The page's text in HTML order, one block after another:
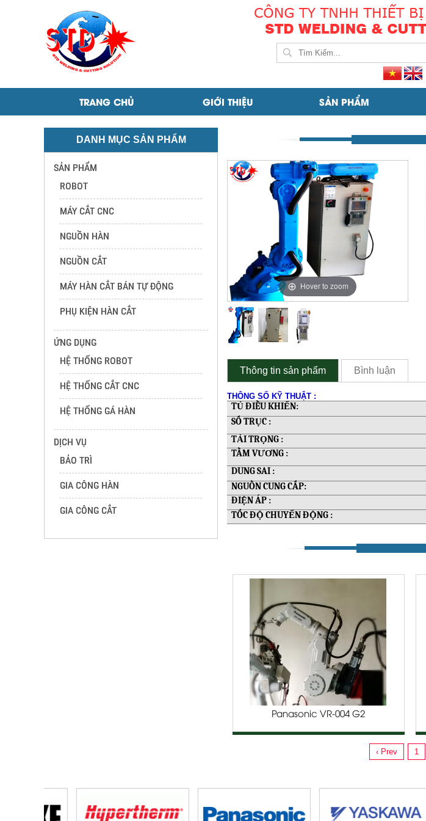
TRANG CHỦ GIỚI THIỆU SẢN PHẨM
DANH MỤC SẢN PHẨM
SẢN PHẨM
ROBOT
MÁY CẮT CNC
NGUỒN HÀN
NGUỒN CẮT
MÁY HÀN CẮT BÁN TỰ ĐỘNG
PHỤ KIỆN HÀN CẮT
ỨNG DỤNG
HỆ THỐNG ROBOT
HỆ THỐNG CẮT CNC
HỆ THỐNG GÁ HÀN
DỊCH VỤ
BẢO TRÌ
GIA CÔNG HÀN
GIA CÔNG CẮT
Hover to zoom
Thông tin sản phẩm Bình luận
THÔNG SỐ KỸ THUẬT :
TỦ ĐIỀU KHIỂN:
SỐ TRỤC :
TẢI TRỌNG :
TẦM VƯƠNG :
DUNG SAI :
NGUỒN CUNG CẤP:
ĐIỆN ÁP :
TỐC ĐỘ CHUYỂN ĐỘNG :
Panasonic VR-004 G2
‹ Prev 1